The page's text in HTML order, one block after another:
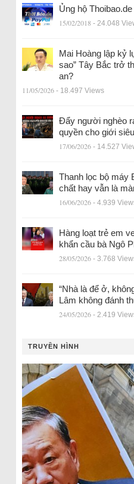
Ủng hộ Thoibao.de
15/02/2018 - 24.048
Mai Hoàng lập kỷ
sao” Tây Bắc trở
an?
11/05/2026 - 18.497 Views
Đẩy người nghèo
quyền cho giới
17/06/2026 - 14.527
Thanh lọc bộ máy
chất hay vẫn là
16/06/2026 - 4.939
Hàng loạt trẻ em
khẩn cầu bà Ngô
28/05/2026 - 3.768
“Nhà là để ở,
Lâm không đánh
24/05/2026 - 2.419
TRUYỀN HÌNH